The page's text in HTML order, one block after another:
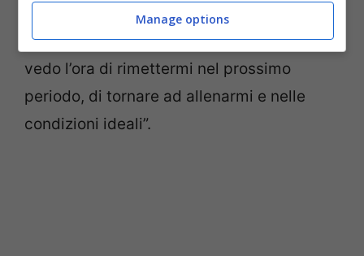
perciò sono semplicemente molto grato
per la mia salute e per essere vivo, e non
vedo l’ora di rimettermi nel prossimo
periodo, di tornare ad allenarmi e nelle
condizioni ideali”.
Manage options